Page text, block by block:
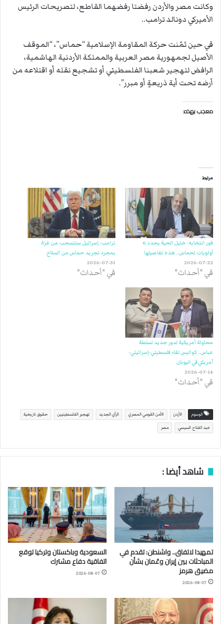
وكانت مصر والأردن رفضتا رفضهما القاطع، لتصريحات الرئيس
الأميركي دونالد ترامب..
في حين ثمّنت حركة المقاومة الإسلامية “حماس”، “الموقف
الأصيل لجمهورية مصر العربية والمملكة الأردنية الهاشمية،
الرافض لتهجير شعبنا الفلسطيني أو تشجيع نقله أو اقتلاعه من
أرضه تحت أية ذريعةٍ أو مبرر”.
معجب بهذه:
مرتبط
فور انتخابه: خليل الحية يحدد 6
أولويات لحماس.. هذه تفاصيلها
2026-07-22
في "أحداث"
ترامب: إسرائيل ستنسحب من غزة
بمجرد تجريد حماس من السلاح
2026-07-31
في "أحداث"
محاولة أمريكية لدور جديد لسلطة
عباس.. كواليس لقاء فلسطيني-إسرائيلي-
أمريكي في اليونان
2026-07-14
في "أحداث"
الوسوم الأردن الأمن القومي المصري الرأي الجديد تهجير الفلسطينيين حقوق تاريخية
عبد الفتاح السيسي مصر
شاهد أيضا :
تمهيدا لاتفاق.. واشنطن: تقدم في
المباحثات بين إيران وعُمان بشأن
مضيق هرمز
2026-08-07
السعودية وباكستان وتركيا توقع
اتفاقية دفاع مشترك
2026-08-07